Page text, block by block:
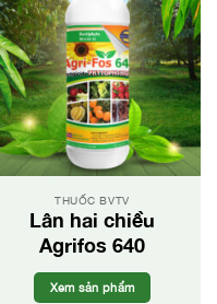
THUỐC BVTV
Lân hai chiều
Agrifos 640
Xem sản phẩm